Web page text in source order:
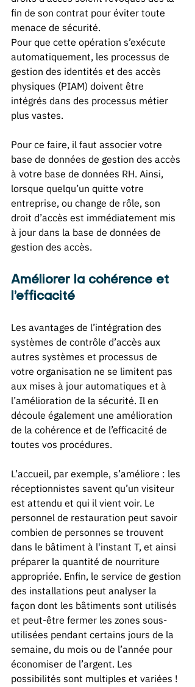
fin de son contrat pour éviter toute
menace de sécurité.
Pour que cette opération s’exécute
automatiquement, les processus de
gestion des identités et des accès
physiques (PIAM) doivent être
intégrés dans des processus métier
plus vastes.
Pour ce faire, il faut associer votre
base de données de gestion des accès
à votre base de données RH. Ainsi,
lorsque quelqu’un quitte votre
entreprise, ou change de rôle, son
droit d’accès est immédiatement mis
à jour dans la base de données de
gestion des accès.
Améliorer la cohérence et
l’efficacité
Les avantages de l’intégration des
systèmes de contrôle d’accès aux
autres systèmes et processus de
votre organisation ne se limitent pas
aux mises à jour automatiques et à
l’amélioration de la sécurité. Il en
découle également une amélioration
de la cohérence et de l’efficacité de
toutes vos procédures.
L’accueil, par exemple, s’améliore : les
réceptionnistes savent qu’un visiteur
est attendu et qui il vient voir. Le
personnel de restauration peut savoir
combien de personnes se trouvent
dans le bâtiment à l'instant T, et ainsi
préparer la quantité de nourriture
appropriée. Enfin, le service de gestion
des installations peut analyser la
façon dont les bâtiments sont utilisés
et peut-être fermer les zones sous-
utilisées pendant certains jours de la
semaine, du mois ou de l’année pour
économiser de l’argent. Les
possibilités sont multiples et variées !